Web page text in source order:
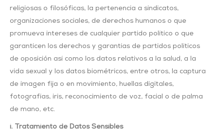
religiosas o filosóficas, la pertenencia a sindicatos,
organizaciones sociales, de derechos humanos o que
promueva intereses de cualquier partido político o que
garanticen los derechos y garantías de partidos políticos
de oposición así como los datos relativos a la salud, a la
vida sexual y los datos biométricos, entre otros, la captura
de imagen fija o en movimiento, huellas digitales,
fotografías, iris, reconocimiento de voz, facial o de palma
de mano, etc.
i. Tratamiento de Datos Sensibles